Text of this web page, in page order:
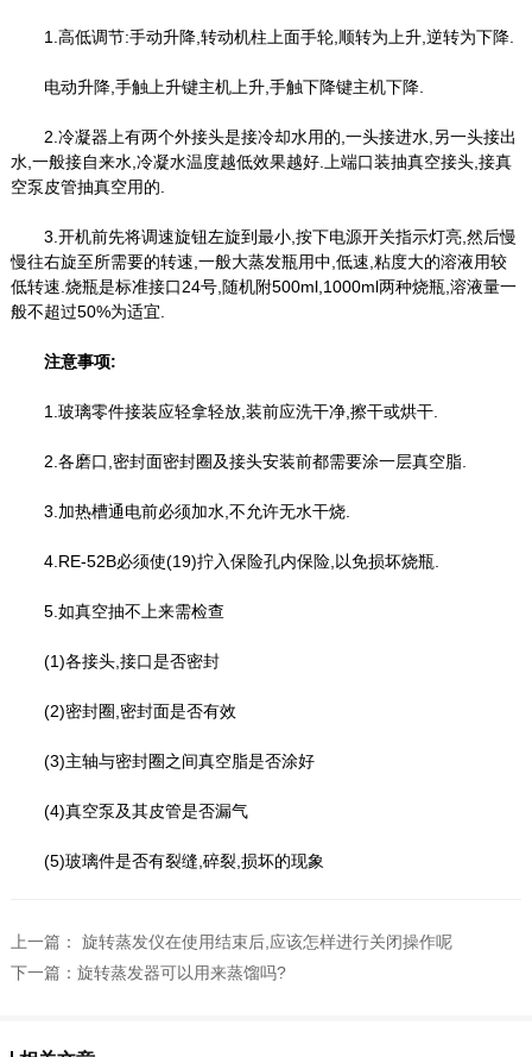
1.高低调节:手动升降,转动机柱上面手轮,顺转为上升,逆转为下降.
电动升降,手触上升键主机上升,手触下降键主机下降.
2.冷凝器上有两个外接头是接冷却水用的,一头接进水,另一头接出
水,一般接自来水,冷凝水温度越低效果越好.上端口装抽真空接头,接真
空泵皮管抽真空用的.
3.开机前先将调速旋钮左旋到最小,按下电源开关指示灯亮,然后慢
慢往右旋至所需要的转速,一般大蒸发瓶用中,低速,粘度大的溶液用较
低转速.烧瓶是标准接口24号,随机附500ml,1000ml两种烧瓶,溶液量一
般不超过50%为适宜.
注意事项:
1.玻璃零件接装应轻拿轻放,装前应洗干净,擦干或烘干.
2.各磨口,密封面密封圈及接头安装前都需要涂一层真空脂.
3.加热槽通电前必须加水,不允许无水干烧.
4.RE-52B必须使(19)拧入保险孔内保险,以免损坏烧瓶.
5.如真空抽不上来需检查
(1)各接头,接口是否密封
(2)密封圈,密封面是否有效
(3)主轴与密封圈之间真空脂是否涂好
(4)真空泵及其皮管是否漏气
(5)玻璃件是否有裂缝,碎裂,损坏的现象
上一篇：
旋转蒸发仪在使用结束后,应该怎样进行关闭操作呢
下一篇： 旋转蒸发器可以用来蒸馏吗?